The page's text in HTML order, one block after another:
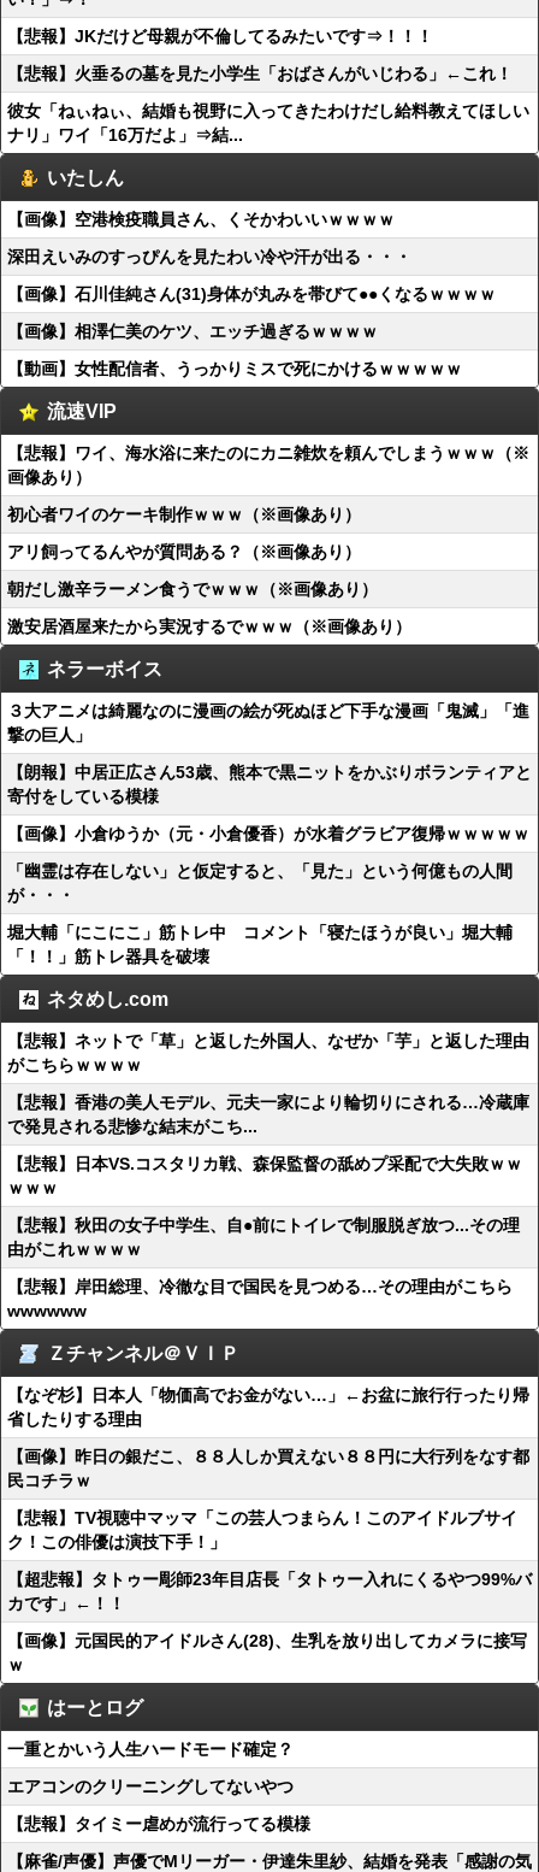
【悲報】JKだけど母親が不倫してるみたいです⇒！！！
【悲報】火垂るの墓を見た小学生「おばさんがいじわる」←これ！
彼女「ねぃねぃ、結婚も視野に入ってきたわけだし給料教えてほしい
ナリ」ワイ「16万だよ」⇒結...
いたしん
【画像】空港検疫職員さん、くそかわいいｗｗｗｗ
深田えいみのすっぴんを見たわい冷や汗が出る・・・
【画像】石川佳純さん(31)身体が丸みを帯びて●●くなるｗｗｗｗ
【画像】相澤仁美のケツ、エッチ過ぎるｗｗｗｗ
【動画】女性配信者、うっかりミスで死にかけるｗｗｗｗｗ
流速VIP
【悲報】ワイ、海水浴に来たのにカニ雑炊を頼んでしまうｗｗｗ（※
画像あり）
初心者ワイのケーキ制作ｗｗｗ（※画像あり）
アリ飼ってるんやが質問ある？（※画像あり）
朝だし激辛ラーメン食うでｗｗｗ（※画像あり）
激安居酒屋来たから実況するでｗｗｗ（※画像あり）
ネラーボイス
３大アニメは綺麗なのに漫画の絵が死ぬほど下手な漫画「鬼滅」「進
撃の巨人」
【朗報】中居正広さん53歳、熊本で黒ニットをかぶりボランティアと
寄付をしている模様
【画像】小倉ゆうか（元・小倉優香）が水着グラビア復帰ｗｗｗｗｗ
「幽霊は存在しない」と仮定すると、「見た」という何億もの人間
が・・・
堀大輔「にこにこ」筋トレ中 コメント「寝たほうが良い」堀大輔
「！！」筋トレ器具を破壊
ネタめし.com
【悲報】ネットで「草」と返した外国人、なぜか「芋」と返した理由
がこちらｗｗｗｗ
【悲報】香港の美人モデル、元夫一家により輪切りにされる…冷蔵庫
で発見される悲惨な結末がこち...
【悲報】日本VS.コスタリカ戦、森保監督の舐めプ采配で大失敗ｗｗ
ｗｗｗ
【悲報】秋田の女子中学生、自●前にトイレで制服脱ぎ放つ...その理
由がこれｗｗｗｗ
【悲報】岸田総理、冷徹な目で国民を見つめる…その理由がこちら
wwwwww
Ｚチャンネル＠ＶＩＰ
【なぞ杉】日本人「物価高でお金がない…」←お盆に旅行行ったり帰
省したりする理由
【画像】昨日の銀だこ、８８人しか買えない８８円に大行列をなす都
民コチラｗ
【悲報】TV視聴中マッマ「この芸人つまらん！このアイドルブサイ
ク！この俳優は演技下手！」
【超悲報】タトゥー彫師23年目店長「タトゥー入れにくるやつ99%バ
カです」←！！
【画像】元国民的アイドルさん(28)、生乳を放り出してカメラに接写
ｗ
はーとログ
一重とかいう人生ハードモード確定？
エアコンのクリーニングしてないやつ
【悲報】タイミー虐めが流行ってる模様
【麻雀/声優】声優でMリーガー・伊達朱里紗、結婚を発表「感謝の気